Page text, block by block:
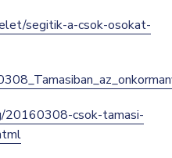
segitik-a-csok-osokat-
20160308-csok-tamasi-